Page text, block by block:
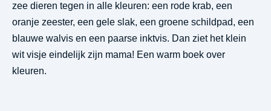
zee dieren tegen in alle kleuren: een rode krab, een
oranje zeester, een gele slak, een groene schildpad, een
blauwe walvis en een paarse inktvis. Dan ziet het klein
wit visje eindelijk zijn mama! Een warm boek over
kleuren.